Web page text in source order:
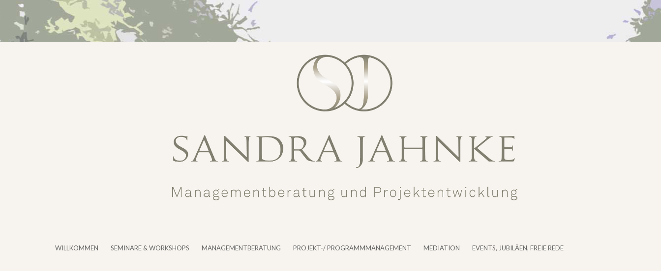
WILLKOMMEN SEMINARE & WORKSHOPS MANAGEMENTBERATUNG PROJEKT-/ PROGRAMMMANAGEMENT MEDIATION EVENTS, JUBILÄEN, FREIE REDE